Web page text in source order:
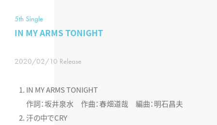
5th Single
IN MY ARMS TONIGHT
2020/02/10 Release
IN MY ARMS TONIGHT
作詞：坂井泉水 作曲：春畑道哉 編曲：明石昌夫
汗の中でCRY